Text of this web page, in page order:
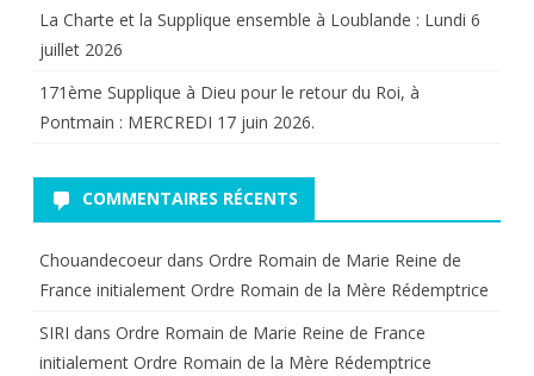
La Charte et la Supplique ensemble à Loublande : Lundi 6
juillet 2026
171ème Supplique à Dieu pour le retour du Roi, à
Pontmain : MERCREDI 17 juin 2026.
COMMENTAIRES RÉCENTS
Chouandecoeur dans Ordre Romain de Marie Reine de
France initialement Ordre Romain de la Mère Rédemptrice
SIRI dans Ordre Romain de Marie Reine de France
initialement Ordre Romain de la Mère Rédemptrice